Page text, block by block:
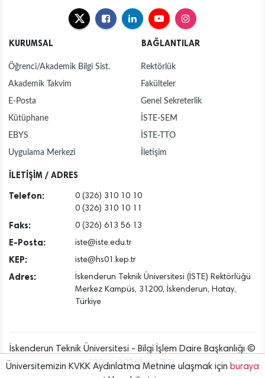
KURUMSAL
Öğrenci/Akademik Bilgi Sist.
Akademik Takvim
E-Posta
Kütüphane
EBYS
Uygulama Merkezi
BAĞLANTILAR
Rektörlük
Fakülteler
Genel Sekreterlik
İSTE-SEM
İSTE-TTO
İletişim
İLETİŞİM / ADRES
Telefon:
0 (326) 310 10 10
0 (326) 310 10 11
Faks: 0 (326) 613 56 13
E-Posta: iste@iste.edu.tr
KEP: iste@hs01.kep.tr
Adres:
İskenderun Teknik Üniversitesi (İSTE) Rektörlüğü
Merkez Kampüs, 31200, İskenderun, Hatay,
Türkiye
İskenderun Teknik Üniversitesi - Bilgi İşlem Daire Başkanlığı ©
[2016..2026] {v6.7.3}
Üniversitemizin KVKK Aydınlatma Metnine ulaşmak için buraya